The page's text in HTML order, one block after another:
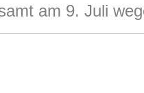
am 9. Juli